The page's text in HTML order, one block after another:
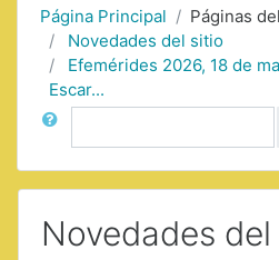
Página Principal
Páginas
Novedades del sitio
Efemérides 2026, 18 de
Escar...
Buscar
Novedades